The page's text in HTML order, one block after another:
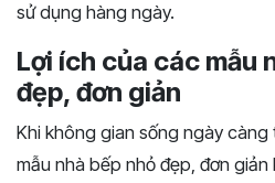
sử dụng hàng ngày.
Lợi ích của các mẫu
đẹp, đơn giản
Khi không gian sống ngày càng
mẫu nhà bếp nhỏ đẹp, đơn